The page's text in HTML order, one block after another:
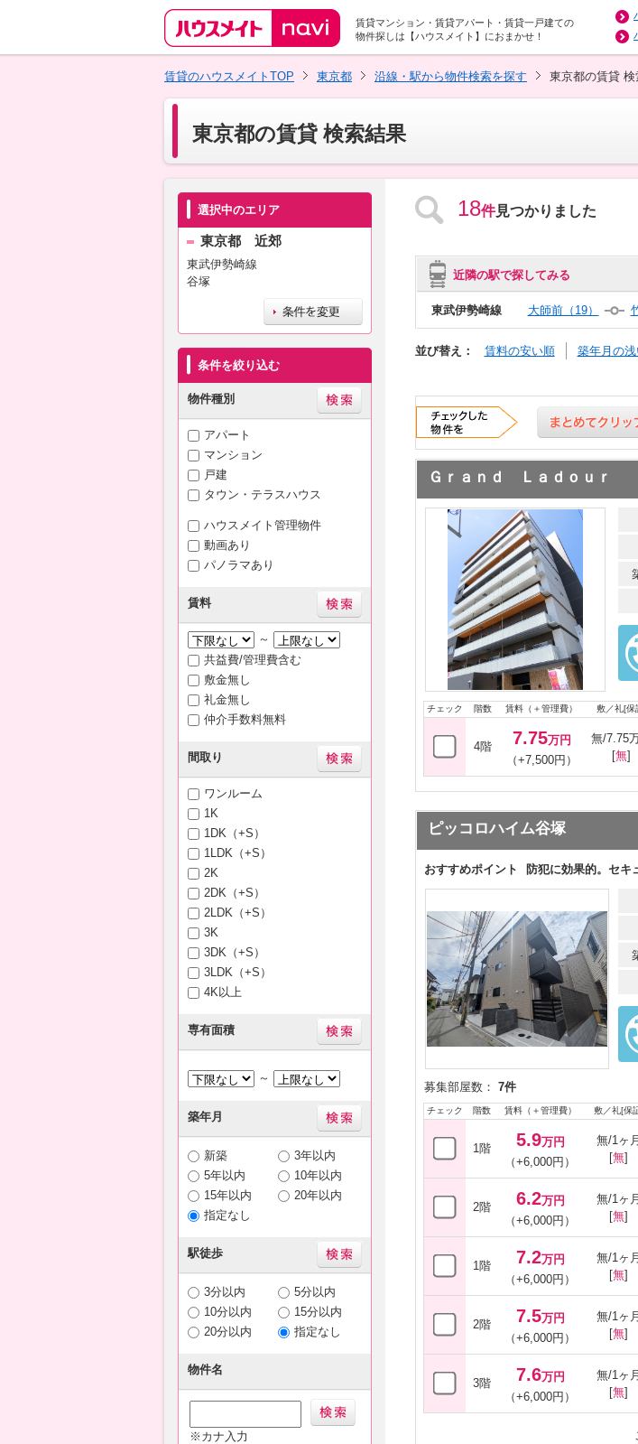
賃貸マンション・賃貸アパート・賃貸一戸建ての
物件探しは【ハウスメイト】におまかせ！
賃貸のハウスメイトTOP
東京都 沿線・駅から物件検索を探す 東京都の賃貸 検
東京都の賃貸 検索結果
選択中のエリア
東京都 近郊
東武伊勢崎線
谷塚
条件を絞り込む
物件種別
アパート
マンション
戸建
タウン・テラスハウス
ハウスメイト管理物件
動画あり
パノラマあり
賃料
～
共益費/管理費含む
敷金無し
礼金無し
仲介手数料無料
間取り
ワンルーム
1K
1DK（+S）
1LDK（+S）
2K
2DK（+S）
2LDK（+S）
3K
3DK（+S）
3LDK（+S）
4K以上
専有面積
～
築年月
新築
3年以内
5年以内
10年以内
15年以内
20年以内
指定なし
駅徒歩
3分以内
5分以内
10分以内
15分以内
20分以内
指定なし
物件名
※カナ入力
18件見つかりました
近隣の駅で探してみる
東武伊勢崎線 大師前（19）
並び替え： 賃料の安い順 築年月の
Ｇｒａｎｄ Ｌａｄｏｕｒ
チェック 階数 賃料（＋管理費） 敷／礼[保
4階 7.75万円
（+7,500円）
無/7.75
[無]
ピッコロハイム谷塚
おすすめポイント 防犯に効果的。セキ
募集部屋数： 7件
チェック 階数 賃料（＋管理費） 敷／礼[保
1階 5.9万円
（+6,000円）
無/1ヶ月
[無]
2階 6.2万円
（+6,000円）
無/1ヶ月
[無]
1階 7.2万円
（+6,000円）
無/1ヶ月
[無]
2階 7.5万円
（+6,000円）
無/1ヶ月
[無]
3階 7.6万円
（+6,000円）
無/1ヶ月
[無]